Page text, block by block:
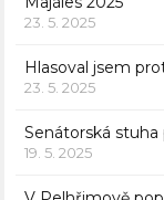
23. 5. 2025
Hlasoval jsem
23. 5. 2025
Senátorská stuha
19. 5. 2025